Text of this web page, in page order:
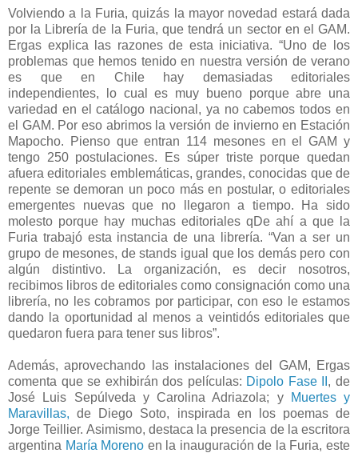
Volviendo a la Furia, quizás la mayor novedad estará dada
por la Librería de la Furia, que tendrá un sector en el GAM.
Ergas explica las razones de esta iniciativa. “Uno de los
problemas que hemos tenido en nuestra versión de verano
es que en Chile hay demasiadas editoriales
independientes, lo cual es muy bueno porque abre una
variedad en el catálogo nacional, ya no cabemos todos en
el GAM. Por eso abrimos la versión de invierno en Estación
Mapocho. Pienso que entran 114 mesones en el GAM y
tengo 250 postulaciones. Es súper triste porque quedan
afuera editoriales emblemáticas, grandes, conocidas que de
repente se demoran un poco más en postular, o editoriales
emergentes nuevas que no llegaron a tiempo. Ha sido
molesto porque hay muchas editoriales qDe ahí a que la
Furia trabajó esta instancia de una librería. “Van a ser un
grupo de mesones, de stands igual que los demás pero con
algún distintivo. La organización, es decir nosotros,
recibimos libros de editoriales como consignación como una
librería, no les cobramos por participar, con eso le estamos
dando la oportunidad al menos a veintidós editoriales que
quedaron fuera para tener sus libros”.
Además, aprovechando las instalaciones del GAM, Ergas
comenta que se exhibirán dos películas: Dipolo Fase II , de
José Luis Sepúlveda y Carolina Adriazola; y
Muertes y
Maravillas, de Diego Soto, inspirada en los poemas de
Jorge Teillier. Asimismo, destaca la presencia de la escritora
argentina María Moreno en la inauguración de la Furia, este